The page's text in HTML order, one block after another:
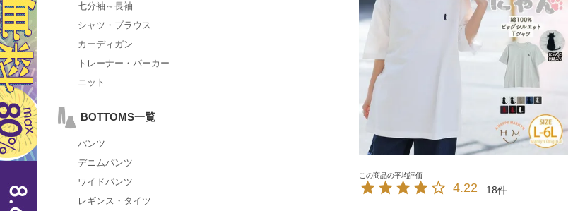
七分袖～長袖
シャツ・ブラウス
カーディガン
トレーナー・パーカー
ニット
BOTTOMS一覧
パンツ
デニムパンツ
ワイドパンツ
レギンス・タイツ
4.22 18